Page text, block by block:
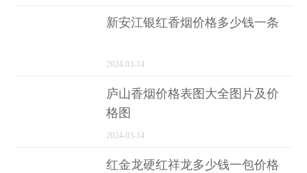
新安江银红香烟价格多少钱一条
2024-03-14
庐山香烟价格表图大全图片及价
格图
2024-03-14
红金龙硬红祥龙多少钱一包价格